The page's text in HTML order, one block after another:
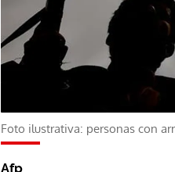
Foto ilustrativa: personas con
Afp